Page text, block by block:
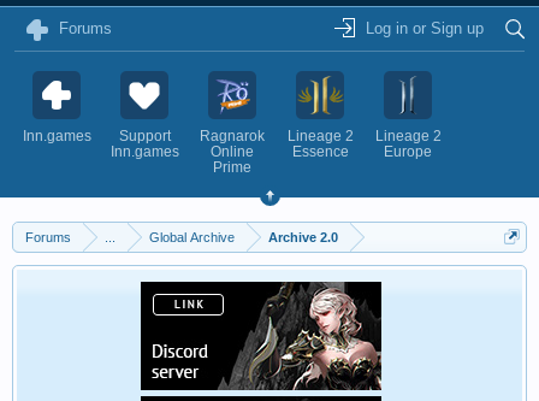
Forums Log in or Sign up
Inn.games
Support
Inn.games
Ragnarok
Online
Prime
Lineage 2
Essence
Lineage 2
Europe
Forums Global Archive Archive 2.0